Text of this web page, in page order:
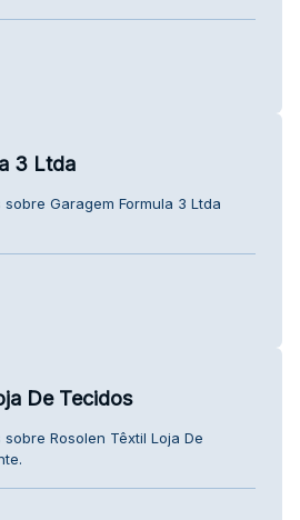
3 Ltda
Garagem Formula 3 Ltda
De Tecidos
Rosolen Têxtil Loja De